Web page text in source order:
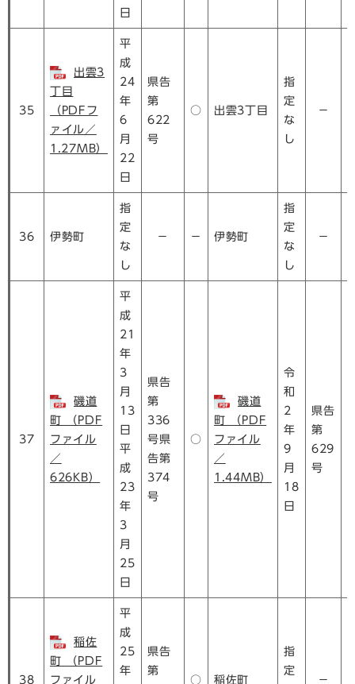
日
35
出雲3
丁目
（PDFフ
ァイル／
1.27MB）
平
成
24
年
6
月
22
日
県告
第
622
号
○ 出雲3丁目
指
定
な
し
－
36 伊勢町
指
定
な
し
－ － 伊勢町
指
定
な
し
－
37
磯道
町 （PDF
ファイル
／
626KB）
平
成
21
年
3
月
13
日
平
成
23
年
3
月
25
日
県告
第
336
号県
告第
374
号
○
磯道
町 （PDF
ファイル
／
1.44MB）
令
和
2
年
9
月
18
日
県告
第
629
号
38
稲佐
町 （PDF
ファイル
平
成
25
年
県告
第
○
稲佐町
指
定
－